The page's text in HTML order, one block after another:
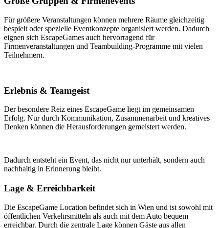
Für größere Veranstaltungen können mehrere Räume gleichzeitig
bespielt oder spezielle Eventkonzepte organisiert werden. Dadurch
eignen sich EscapeGames auch hervorragend für
Firmenveranstaltungen und Teambuilding-Programme mit vielen
Teilnehmern.
Erlebnis & Teamgeist
Der besondere Reiz eines EscapeGame liegt im gemeinsamen
Erfolg. Nur durch Kommunikation, Zusammenarbeit und kreatives
Denken können die Herausforderungen gemeistert werden.
Dadurch entsteht ein Event, das nicht nur unterhält, sondern auch
nachhaltig in Erinnerung bleibt.
Lage & Erreichbarkeit
Die EscapeGame Location befindet sich in Wien und ist sowohl mit
öffentlichen Verkehrsmitteln als auch mit dem Auto bequem
erreichbar. Durch die zentrale Lage können Gäste aus allen